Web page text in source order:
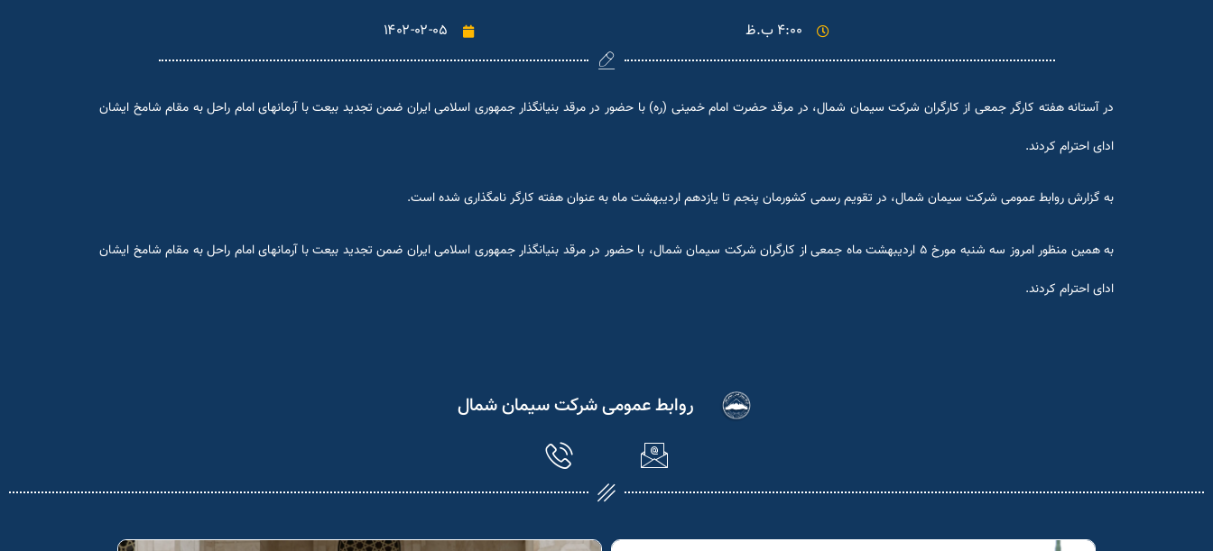
۴:۰۰ ب.ظ ۱۴۰۲-۰۲-۰۵
در آستانه هفته کارگر جمعی از کارگران شرکت سیمان شمال، در مرقد حضرت امام خمینی (ره) با حضور در مرقد بنیانگذار جمهوری اسلامی ایران ضمن تجدید بیعت با آرمانهای امام راحل به مقام شامخ ایشان
ادای احترام کردند.
به گزارش روابط عمومی شرکت سیمان شمال، در تقویم رسمی کشورمان پنجم تا یازدهم اردیبهشت ماه به عنوان هفته کارگر نامگذاری شده است.
به همین منظور امروز سه شنبه مورخ ۵ اردیبهشت ماه جمعی از کارگران شرکت سیمان شمال، با حضور در مرقد بنیانگذار جمهوری اسلامی ایران ضمن تجدید بیعت با آرمانهای امام راحل به مقام شامخ ایشان
ادای احترام کردند.
روابط عمومی شرکت سیمان شمال